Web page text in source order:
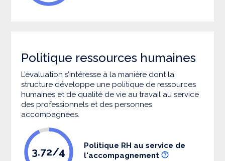
Politique ressources humaines
L’évaluation s’intéresse à la manière dont la
structure développe une politique de ressources
humaines et de qualité de vie au travail au service
des professionnels et des personnes
accompagnées.
3.72/4
Politique RH au service de
l'accompagnement